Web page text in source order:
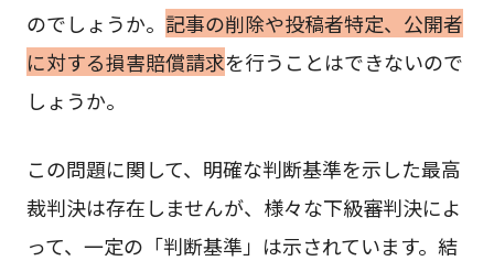
のでしょうか。 記事の削除や投稿者特定、公開者
に対する損害賠償請求を行うことはできないので
しょうか。
この問題に関して、明確な判断基準を示した最高
裁判決は存在しませんが、様々な下級審判決によ
って、一定の「判断基準」は示されています。結